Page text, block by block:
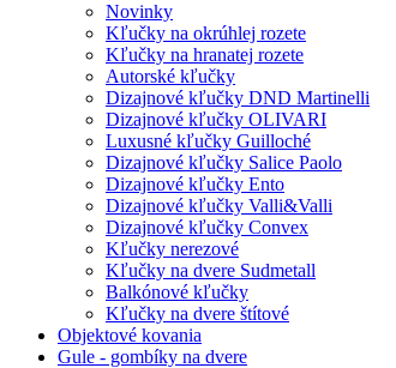
Novinky
Kľučky na okrúhlej rozete
Kľučky na hranatej rozete
Autorské kľučky
Dizajnové kľučky DND Martinelli
Dizajnové kľučky OLIVARI
Luxusné kľučky Guilloché
Dizajnové kľučky Salice Paolo
Dizajnové kľučky Ento
Dizajnové kľučky Valli&Valli
Dizajnové kľučky Convex
Kľučky nerezové
Kľučky na dvere Sudmetall
Balkónové kľučky
Kľučky na dvere štítové
Objektové kovania
Gule - gombíky na dvere